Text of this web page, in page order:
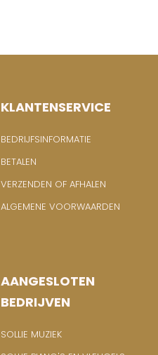
KLANTENSERVICE
BEDRIJFSINFORMATIE
BETALEN
VERZENDEN OF AFHALEN
ALGEMENE VOORWAARDEN
AANGESLOTEN
BEDRIJVEN
SOLLIE MUZIEK